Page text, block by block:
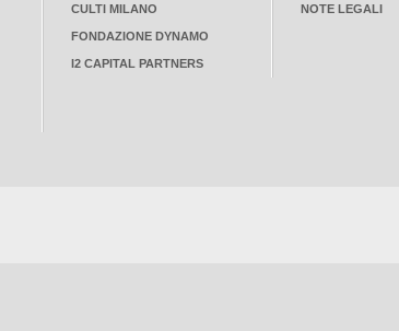
CULTI MILANO
FONDAZIONE DYNAMO
I2 CAPITAL PARTNERS
NOTE LEGALI